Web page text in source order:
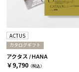
ACTUS
カタログギフト
アクタス / HANA
￥9,790 （税込）